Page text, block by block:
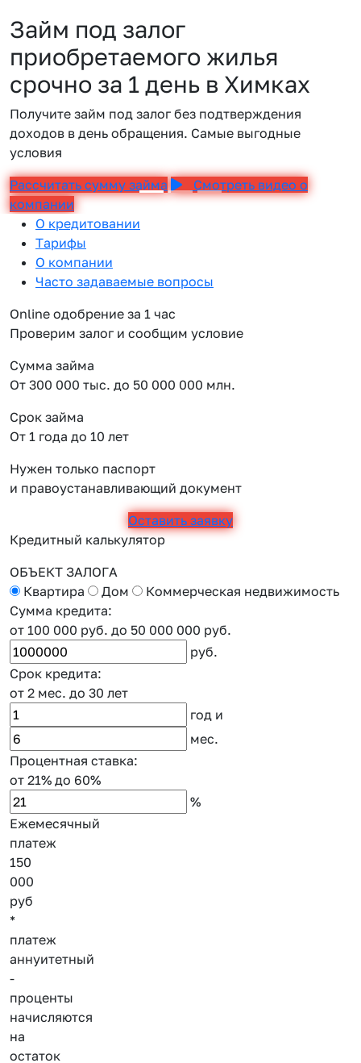
Займ под залог
приобретаемого жилья
срочно за 1 день в Химках
Получите займ под залог без подтверждения
доходов в день обращения. Самые выгодные
условия
Рассчитать сумму займа
Смотреть видео о
компании
О кредитовании
Тарифы
О компании
Часто задаваемые вопросы
Online одобрение за 1 час
Проверим залог и сообщим условие
Сумма займа
От 300 000 тыс. до 50 000 000 млн.
Срок займа
От 1 года до 10 лет
Нужен только паспорт
и правоустанавливающий документ
Оставить заявку
Кредитный калькулятор
ОБЪЕКТ ЗАЛОГА
Квартира
Дом
Коммерческая недвижимость
Сумма кредита:
от 100 000 руб. до 50 000 000 руб.
руб.
Срок кредита:
от 2 мес. до 30 лет
год и
мес.
Процентная ставка:
от 21% до 60%
%
Ежемесячный
платеж
150
000
руб
*
платеж
аннуитетный
-
проценты
начисляются
на
остаток